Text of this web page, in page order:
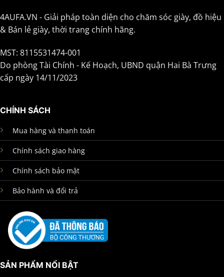
4AUFA.VN - Giải pháp toàn diện cho chăm sóc giày, đồ hiệu
& Bán lẻ giày, thời trang chính hãng.
MST: 8115531474-001
Do phòng Tài Chính - Kế Hoạch, UBND quận Hai Bà Trưng
cấp ngày 14/11/2023
CHÍNH SÁCH
Mua hàng và thanh toán
Chính sách giao hàng
Chính sách bảo mật
Bảo hành và đổi trả
SẢN PHẨM NỔI BẬT